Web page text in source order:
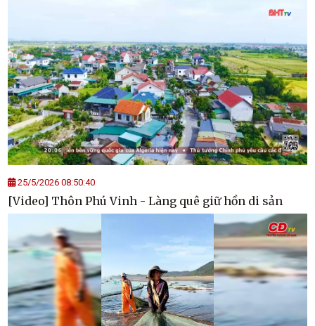
25/5/2026 08:50:40
[Video] Thôn Phú Vinh - Làng quê giữ hồn di sản